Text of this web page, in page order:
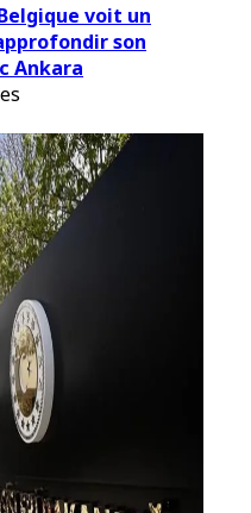
voit un
son
Ankara